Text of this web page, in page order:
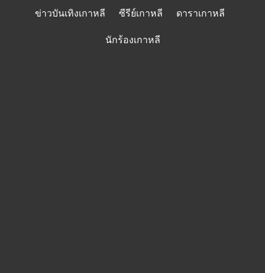
ข่าวบันเทิงเกาหลี ซีรีย์เกาหลี ดาราเกาหลี
นักร้องเกาหลี